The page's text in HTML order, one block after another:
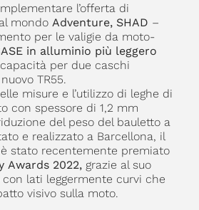
l’offerta di
mondo Adventure, SHAD –
per le valigie da moto-
in alluminio più leggero
per due caschi
TR55.
misure e l’utilizzo di leghe di
con spessore di 1,2 mm
del peso del bauletto a
e realizzato a Barcellona, il
è stato recentemente premiato
Awards 2022,grazie al suo
lati leggermente curvi che
visivo sulla moto.